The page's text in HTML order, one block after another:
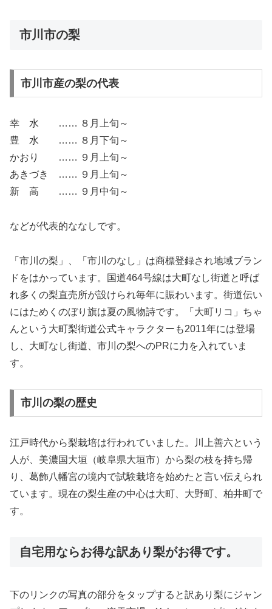
市川市の梨
市川市産の梨の代表
幸 水 …… ８月上旬～
豊 水 …… ８月下旬～
かおり …… ９月上旬～
あきづき …… ９月上旬～
新 高 …… ９月中旬～
などが代表的ななしです。
「市川の梨」、「市川のなし」は商標登録され地域ブラン
ドをはかっています。国道464号線は大町なし街道と呼ば
れ多くの梨直売所が設けられ毎年に賑わいます。街道伝い
にはためくのぼり旗は夏の風物詩です。「大町リコ」ちゃ
んという大町梨街道公式キャラクターも2011年には登場
し、大町なし街道、市川の梨へのPRに力を入れていま
す。
市川の梨の歴史
江戸時代から梨栽培は行われていました。川上善六という
人が、美濃国大垣（岐阜県大垣市）から梨の枝を持ち帰
り、葛飾八幡宮の境内で試験栽培を始めたと言い伝えられ
ています。現在の梨生産の中心は大町、大野町、柏井町で
す。
自宅用ならお得な訳あり梨がお得です。
下のリンクの写真の部分をタップすると訳あり梨にジャン